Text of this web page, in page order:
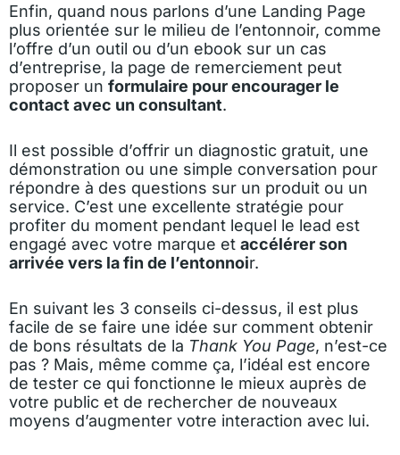
Enfin, quand nous parlons d’une Landing Page
plus orientée sur le milieu de l’entonnoir, comme
l’offre d’un outil ou d’un ebook sur un cas
d’entreprise, la page de remerciement peut
proposer un formulaire pour encourager le
contact avec un consultant.
Il est possible d’offrir un diagnostic gratuit, une
démonstration ou une simple conversation pour
répondre à des questions sur un produit ou un
service. C’est une excellente stratégie pour
profiter du moment pendant lequel le lead est
engagé avec votre marque et accélérer son
arrivée vers la fin de l’entonnoir.
En suivant les 3 conseils ci-dessus, il est plus
facile de se faire une idée sur comment obtenir
de bons résultats de la Thank You Page, n’est-ce
pas ? Mais, même comme ça, l’idéal est encore
de tester ce qui fonctionne le mieux auprès de
votre public et de rechercher de nouveaux
moyens d’augmenter votre interaction avec lui.